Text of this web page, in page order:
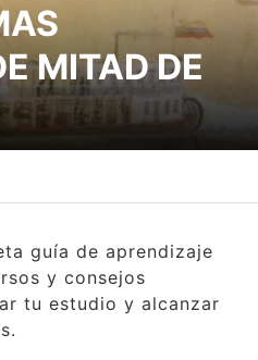
MITAD DE
guía de aprendizaje
y consejos
tu estudio y alcanzar